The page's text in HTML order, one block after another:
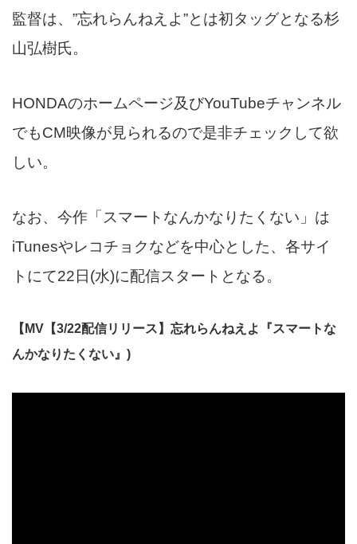
監督は、”忘れらんねえよ”とは初タッグとなる杉
山弘樹氏。
HONDAのホームページ及びYouTubeチャンネル
でもCM映像が見られるので是非チェックして欲
しい。
なお、今作「スマートなんかなりたくない」は
iTunesやレコチョクなどを中心とした、各サイ
トにて22日(水)に配信スタートとなる。
【MV【3/22配信リリース】忘れらんねえよ『スマートな
んかなりたくない』)